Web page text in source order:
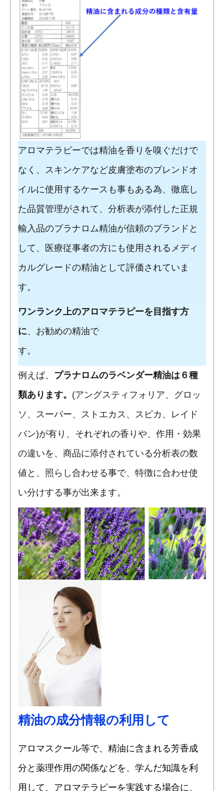
アロマテラピーでは精油を香りを嗅ぐだけで
なく、スキンケアなど皮膚塗布のブレンドオ
イルに使用するケースも事もある為、徹底し
た品質管理がされて、分析表が添付した正規
輸入品のプラナロム精油が信頼のブランドと
して、医療従事者の方にも使用されるメディ
カルグレードの精油として評価されていま
す。
ワンランク上のアロマテラピーを目指す方
に、お勧めの精油で
す。
例えば、 プラナロムのラベンダー精油は６種
類あります。 (アングスティフォリア、グロッ
ソ、スーパー、ストエカス、スピカ、レイド
バン)が有り、それぞれの香りや、作用・効果
の違いを、商品に添付されている分析表の数
値と、照らし合わせる事で、特徴に合わせ使
い分けする事が出来ます。
精油の成分情報の利用して
アロマスクール等で、精油に含まれる芳香成
分と薬理作用の関係などを、学んだ知識を利
用して、アロマテラピーを実践する場合に、